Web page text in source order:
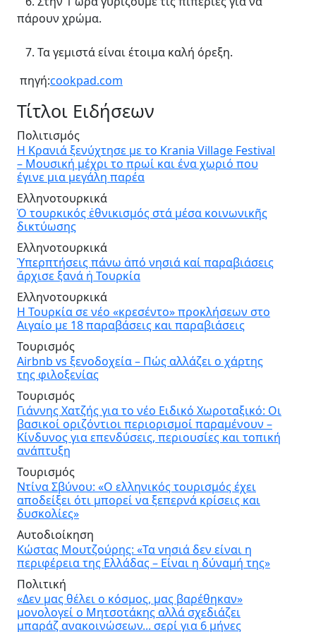
πάρουν χρώμα.
7. Τα γεμιστά είναι έτοιμα καλή όρεξη.
πηγή:cookpad.com
Τίτλοι Ειδήσεων
Πολιτισμός
Η Κρανιά ξενύχτησε με το Krania Village Festival
– Μουσική μέχρι το πρωί και ένα χωριό που
έγινε μια μεγάλη παρέα
Ελληνοτουρκικά
Ὁ τουρκικός ἐθνικισμός στά μέσα κοινωνικῆς
δικτύωσης
Ελληνοτουρκικά
Ὑπερπτήσεις πάνω ἀπό νησιά καί παραβιάσεις
ἄρχισε ξανά ἡ Τουρκία
Ελληνοτουρκικά
Η Τουρκία σε νέο «κρεσέντο» προκλήσεων στο
Αιγαίο με 18 παραβάσεις και παραβιάσεις
Τουρισμός
Airbnb vs ξενοδοχεία – Πώς αλλάζει ο χάρτης
της φιλοξενίας
Τουρισμός
Γιάννης Χατζής για το νέο Ειδικό Χωροταξικό: Οι
βασικοί οριζόντιοι περιορισμοί παραμένουν –
Κίνδυνος για επενδύσεις, περιουσίες και τοπική
ανάπτυξη
Τουρισμός
Ντίνα Σβύνου: «Ο ελληνικός τουρισμός έχει
αποδείξει ότι μπορεί να ξεπερνά κρίσεις και
δυσκολίες»
Αυτοδιοίκηση
Κώστας Μουτζούρης: «Τα νησιά δεν είναι η
περιφέρεια της Ελλάδας – Είναι η δύναμή της»
Πολιτική
«Δεν μας θέλει ο κόσμος, μας βαρέθηκαν»
μονολογεί ο Μητσοτάκης αλλά σχεδιάζει
μπαράζ ανακοινώσεων... σερί για 6 μήνες